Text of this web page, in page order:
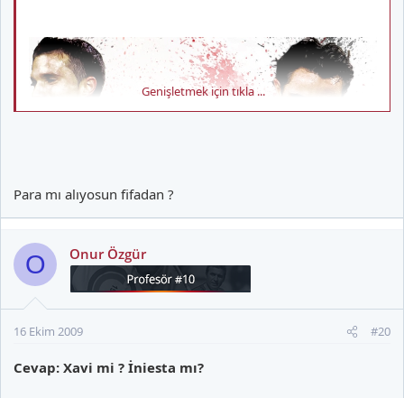
Genişletmek için tıkla ...
Para mı alıyosun fifadan ?
O Onur Özgür
16 Ekim 2009 #20
Cevap: Xavi mi ? İniesta mı?